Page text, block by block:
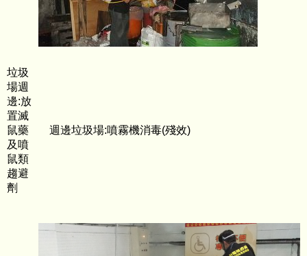
垃圾
場週
邊:放
置滅
鼠藥
及噴
鼠類
趨避
劑
週邊垃圾場:噴霧機消毒(殘效)